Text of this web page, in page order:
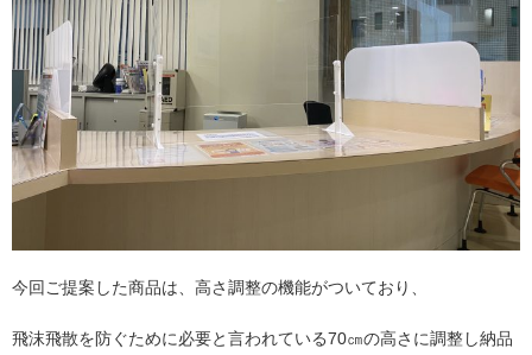
今回ご提案した商品は、高さ調整の機能がついており、
飛沫飛散を防ぐために必要と言われている70㎝の高さに調整し納品